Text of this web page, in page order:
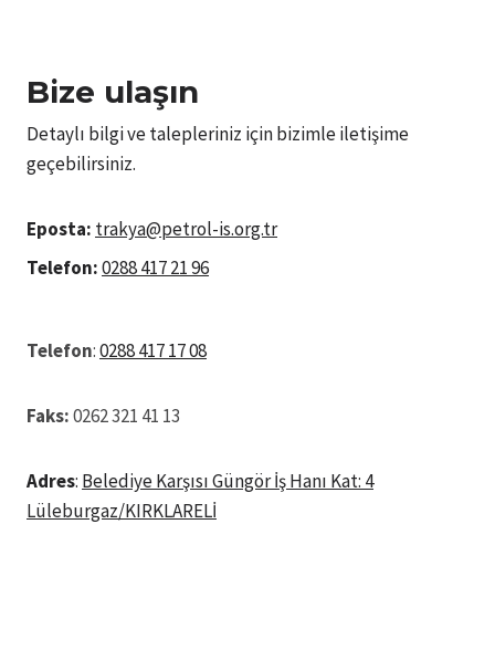
Bize ulaşın
Detaylı bilgi ve talepleriniz için bizimle iletişime
geçebilirsiniz.
Eposta: trakya@petrol-is.org.tr
Telefon:0288 417 21 96
Telefon:0288 417 17 08
Faks:0262 321 41 13
Adres: Belediye Karşısı Güngör İş Hanı Kat: 4
Lüleburgaz/KIRKLARELİ